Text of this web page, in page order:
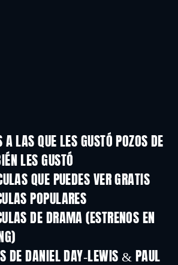
LAS QUE LES GUSTÓ POZOS DE
LES GUSTÓ
QUE PUEDES VER GRATIS
POPULARES
DE DRAMA (ESTRENOS EN
DE DANIEL DAY-LEWIS & PAUL